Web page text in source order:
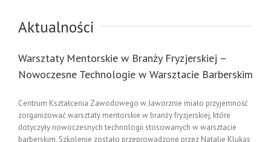
Aktualności
Warsztaty Mentorskie w Branży Fryzjerskiej –
Nowoczesne Technologie w Warsztacie Barberskim
Centrum Kształcenia Zawodowego w Jaworznie miało przyjemność
zorganizować warsztaty mentorskie w branży fryzjerskiej, które
dotyczyły nowoczesnych technologii stosowanych w warsztacie
barberskim. Szkolenie zostało przeprowadzone przez Natalię Klukas